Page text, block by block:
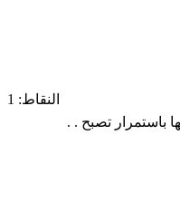
النقاط: 1
باستمرار تصبح . .